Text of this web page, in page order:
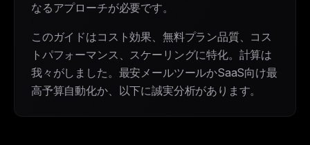
なるアプローチが必要です。
このガイドはコスト効果、無料プラン品質、コス
トパフォーマンス、スケーリングに特化。計算は
我々がしました。最安メールツールかSaaS向け最
高予算自動化か、以下に誠実分析があります。